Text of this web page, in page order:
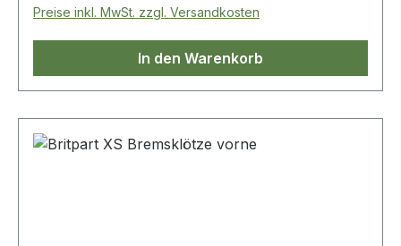
Preise inkl. MwSt. zzgl. Versandkosten
In den Warenkorb